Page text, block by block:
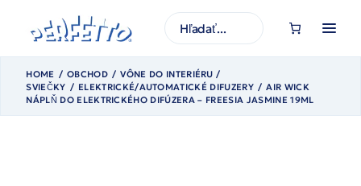
obsah
H
ľ
d
ť
HOME OBCHOD
VÔNE DO INTERIÉRU /
SVIEČKY
ELEKTRICKÉ/AUTOMATICKÉ DIFUZERY
AIR WICK
NÁPLŇ DO ELEKTRICKÉHO DIFÚZERA – FREESIA JASMINE 19ML